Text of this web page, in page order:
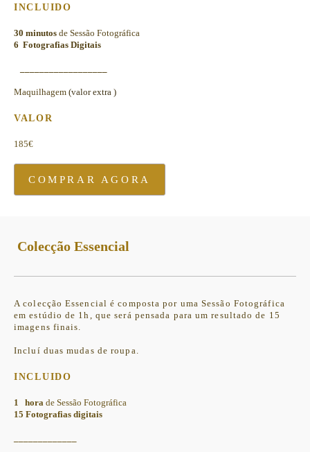
INCLUIDO
30 minutos de Sessão Fotográfica
6 Fotografias Digitais
Maquilhagem (valor extra )
VALOR
185€
COMPRAR AGORA
Colecção Essencial
A colecção Essencial é composta por uma Sessão Fotográfica
em estúdio de 1h, que será pensada para um resultado de 15
imagens finais.
Incluí duas mudas de roupa.
INCLUIDO
1 hora de Sessão Fotográfica
15 Fotografias digitais